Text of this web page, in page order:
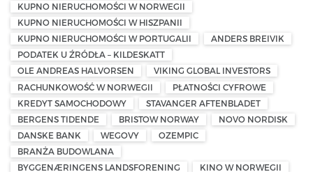
KUPNO NIERUCHOMOŚCI W NORWEGII
KUPNO NIERUCHOMOŚCI W HISZPANII
KUPNO NIERUCHOMOŚCI W PORTUGALII
ANDERS BREIVIK
PODATEK U ŹRÓDŁA – KILDESKATT
OLE ANDREAS HALVORSEN
VIKING GLOBAL INVESTORS
RACHUNKOWOŚĆ W NORWEGII
PŁATNOŚCI CYFROWE
KREDYT SAMOCHODOWY
STAVANGER AFTENBLADET
BERGENS TIDENDE
BRISTOW NORWAY
NOVO NORDISK
DANSKE BANK
WEGOVY
OZEMPIC
BRANŻA BUDOWLANA
BYGGENÆRINGENS LANDSFORENING
KINO W NORWEGII